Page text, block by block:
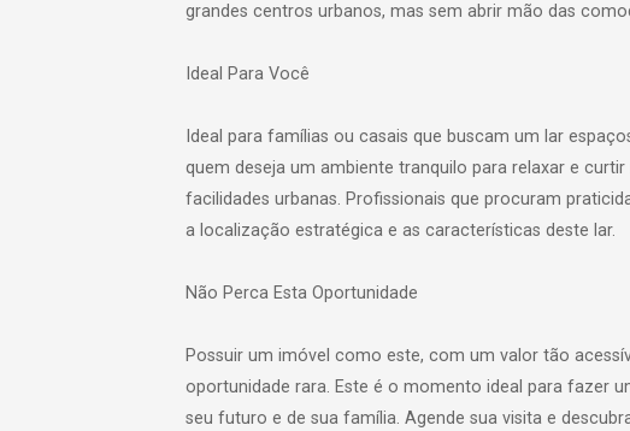
grandes centros urbanos, mas sem abrir mão das
Ideal Para Você
Ideal para famílias ou casais que buscam um lar
quem deseja um ambiente tranquilo para relaxar e
facilidades urbanas. Profissionais que procuram
a localização estratégica e as características deste lar.
Não Perca Esta Oportunidade
Possuir um imóvel como este, com um valor tão
oportunidade rara. Este é o momento ideal para fazer
seu futuro e de sua família. Agende sua visita e